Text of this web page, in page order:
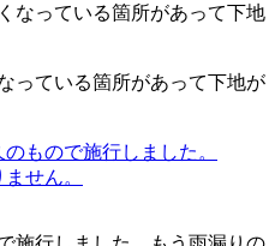
っている箇所があって下地が